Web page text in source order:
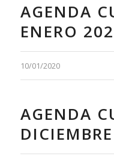
AGENDA
ENERO
10/01/2020
AGENDA